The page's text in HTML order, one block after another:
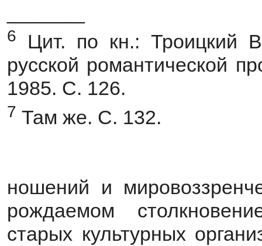
6
Цит. по кн.: Троицкий
русской романтической
1985. С. 126.
7 Там же. С. 132.
ношений и
рождаемом
старых культурных